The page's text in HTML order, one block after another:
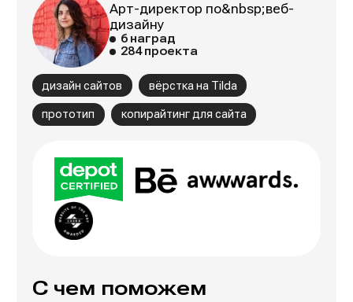
Арт-директор по&nbsp;веб-
дизайну
6 наград
284 проекта
дизайн сайтов вёрстка на Tilda
прототип копирайтинг для сайта
С чем поможем